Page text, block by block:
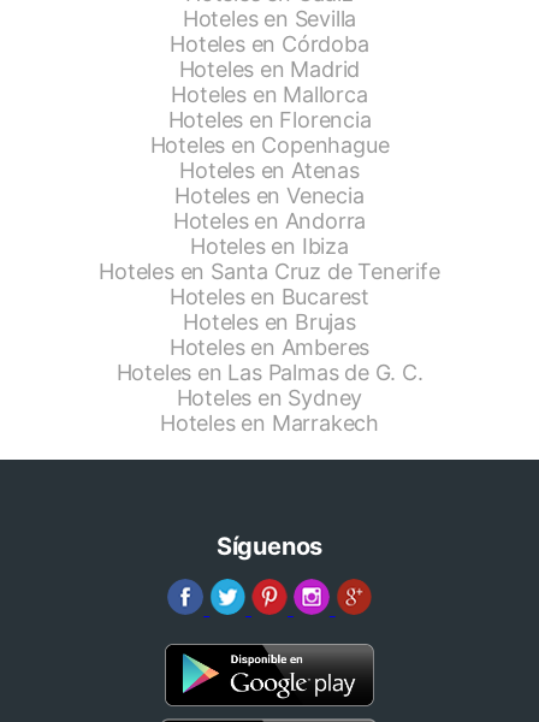
Hoteles en Sevilla
Hoteles en Córdoba
Hoteles en Madrid
Hoteles en Mallorca
Hoteles en Florencia
Hoteles en Copenhague
Hoteles en Atenas
Hoteles en Venecia
Hoteles en Andorra
Hoteles en Ibiza
Hoteles en Santa Cruz de Tenerife
Hoteles en Bucarest
Hoteles en Brujas
Hoteles en Amberes
Hoteles en Las Palmas de G. C.
Hoteles en Sydney
Hoteles en Marrakech
Síguenos